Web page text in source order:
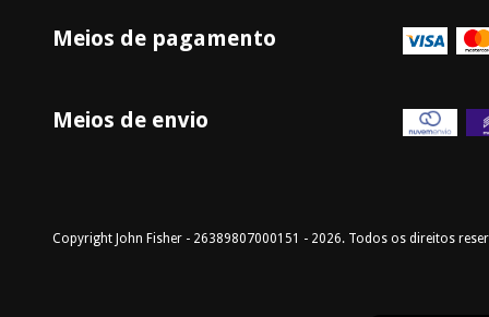
Meios de pagamento
Meios de envio
Copyright John Fisher - 26389807000151 - 2026. Todos os direitos